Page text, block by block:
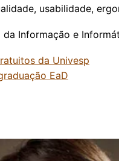
usabilidade,
Informação e
da Univesp
EaD